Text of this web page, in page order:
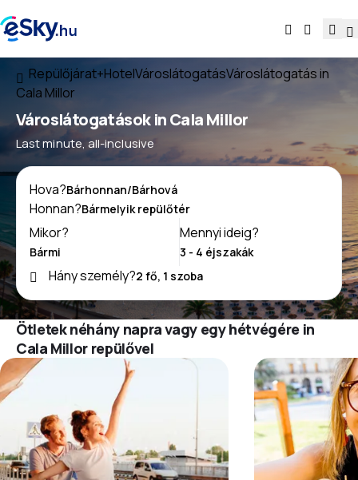
Repülőjárat+HotelVároslátogatásVároslátogatás in
Cala Millor
Városlátogatások in Cala Millor
Last minute, all-inclusive
Hova?
Honnan?
Mikor?
Mennyi ideig?
Hány személy?
Ötletek néhány napra vagy egy hétvégére in
Cala Millor repülővel